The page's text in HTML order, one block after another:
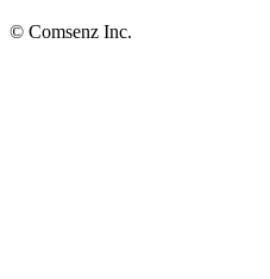
© Comsenz Inc.